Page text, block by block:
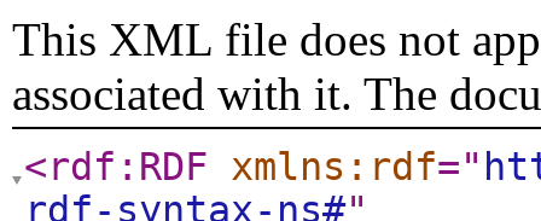
This XML file does not
associated with it. The
<rdf:RDF xmlns:rdf="
rdf-syntax-ns#"